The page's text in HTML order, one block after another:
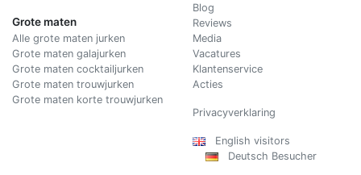
Grote maten
Alle grote maten jurken
Grote maten galajurken
Grote maten cocktailjurken
Grote maten trouwjurken
Grote maten korte trouwjurken
Blog
Reviews
Media
Vacatures
Klantenservice
Acties
Privacyverklaring
English visitors
Deutsch Besucher